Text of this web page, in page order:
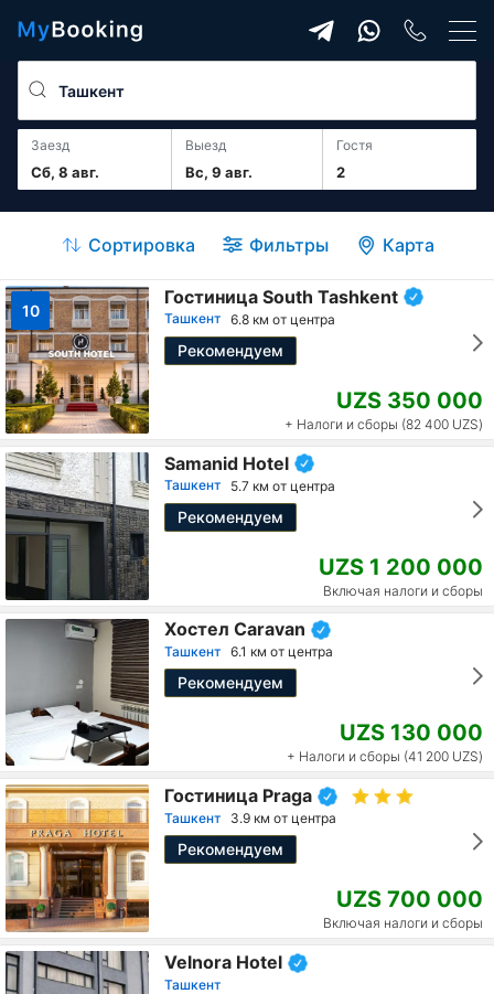
Заезд
Сб, 8 авг.
Выезд
Вс, 9 авг. 2
гостя
Сортировка Фильтры Карта
10
Гостиница South Tashkent
Ташкент 6.8 км от центра
Рекомендуем
UZS 350 000
+ Налоги и сборы (82 400 UZS)
Samanid Hotel
Ташкент 5.7 км от центра
Рекомендуем
UZS 1 200 000
Включая налоги и сборы
Хостел Caravan
Ташкент 6.1 км от центра
Рекомендуем
UZS 130 000
+ Налоги и сборы (41 200 UZS)
Гостиница Praga
Ташкент 3.9 км от центра
Рекомендуем
UZS 700 000
Включая налоги и сборы
Velnora Hotel
Ташкент